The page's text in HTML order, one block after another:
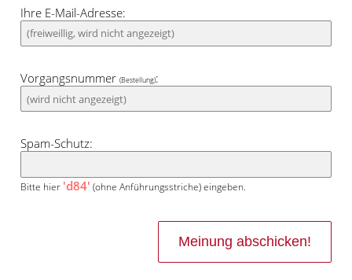
Ihre E-Mail-Adresse:
Vorgangsnummer(Bestellung):
Spam-Schutz:
Bitte hier 'd84' (ohne Anführungsstriche) eingeben.